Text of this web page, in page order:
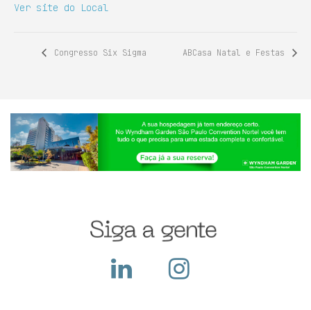
Ver site do Local
Congresso Six Sigma ABCasa Natal e Festas